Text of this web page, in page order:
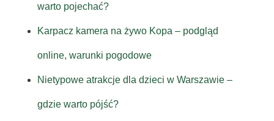
warto pojechać?
Karpacz kamera na żywo Kopa – podgląd
online, warunki pogodowe
Nietypowe atrakcje dla dzieci w Warszawie –
gdzie warto pójść?